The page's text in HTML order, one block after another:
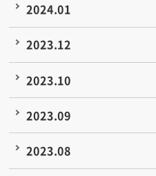
2024.01
2023.12
2023.10
2023.09
2023.08